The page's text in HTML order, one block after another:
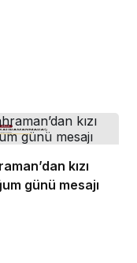
kızı
günü mesajı